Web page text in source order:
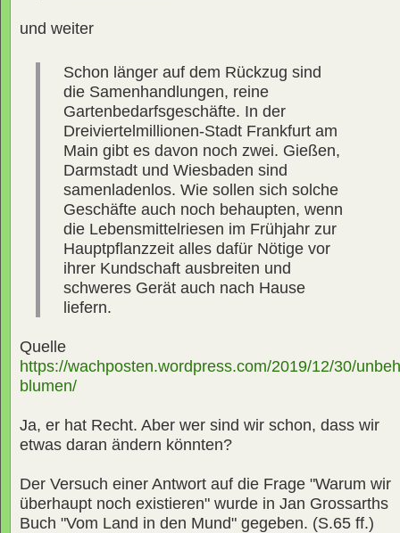
und weiter
Schon länger auf dem Rückzug sind
die Samenhandlungen, reine
Gartenbedarfsgeschäfte. In der
Dreiviertelmillionen-Stadt Frankfurt am
Main gibt es davon noch zwei. Gießen,
Darmstadt und Wiesbaden sind
samenladenlos. Wie sollen sich solche
Geschäfte auch noch behaupten, wenn
die Lebensmittelriesen im Frühjahr zur
Hauptpflanzzeit alles dafür Nötige vor
ihrer Kundschaft ausbreiten und
schweres Gerät auch nach Hause
liefern.
Quelle
https://wachposten.wordpress.com/2019/12/30/
blumen/
Ja, er hat Recht. Aber wer sind wir schon, dass wir
etwas daran ändern könnten?
Der Versuch einer Antwort auf die Frage "Warum wir
überhaupt noch existieren" wurde in Jan Grossarths
Buch "Vom Land in den Mund" gegeben. (S.65 ff.)